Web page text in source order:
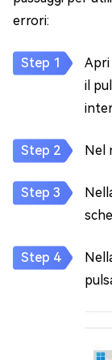
errori:
Apri
il
Nel